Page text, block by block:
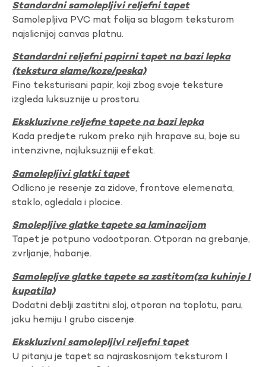
Standardni samolepljivi reljefni tapet
Samolepljiva PVC mat folija sa blagom teksturom
najslicnijoj canvas platnu.
Standardni reljefni papirni tapet na bazi lepka
(tekstura slame/koze/peska)
Fino teksturisani papir, koji zbog svoje teksture
izgleda luksuznije u prostoru.
Ekskluzivne reljefne tapete na bazi lepka
Kada predjete rukom preko njih hrapave su, boje su
intenzivne, najluksuzniji efekat.
Samolepljivi glatki tapet
Odlicno je resenje za zidove, frontove elemenata,
staklo, ogledala i plocice.
Smolepljive glatke tapete sa laminacijom
Tapet je potpuno vodootporan. Otporan na grebanje,
zvrljanje, habanje.
Samolepljve glatke tapete sa zastitom(za kuhinje I
kupatila)
Dodatni deblji zastitni sloj, otporan na toplotu, paru,
jaku hemiju I grubo ciscenje.
Ekskluzivni samolepljivi reljefni tapet
U pitanju je tapet sa najraskosnijom teksturom I